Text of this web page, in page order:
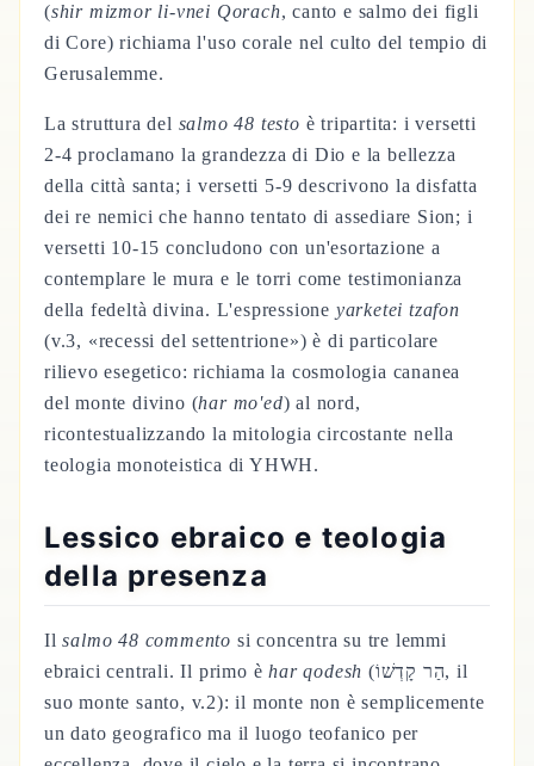
(shir mizmor li-vnei Qorach, canto e salmo dei figli
di Core) richiama l'uso corale nel culto del tempio di
Gerusalemme.
La struttura del salmo 48 testo è tripartita: i versetti
2-4 proclamano la grandezza di Dio e la bellezza
della città santa; i versetti 5-9 descrivono la disfatta
dei re nemici che hanno tentato di assediare Sion; i
versetti 10-15 concludono con un'esortazione a
contemplare le mura e le torri come testimonianza
della fedeltà divina. L'espressione yarketei tzafon
(v.3, «recessi del settentrione») è di particolare
rilievo esegetico: richiama la cosmologia cananea
del monte divino (har mo'ed) al nord,
ricontestualizzando la mitologia circostante nella
teologia monoteistica di YHWH.
Lessico ebraico e teologia
della presenza
Ilsalmo 48 commento si concentra su tre lemmi
ebraici centrali. Il primo èhar qodesh (הַר קָדְשׁוֹ, il
suo monte santo, v.2): il monte non è semplicemente
un dato geografico ma il luogo teofanico per